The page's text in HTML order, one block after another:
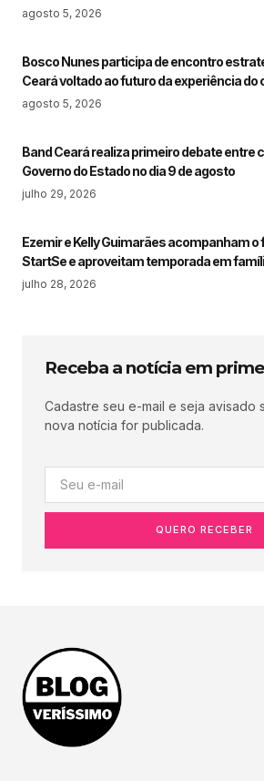
agosto 5, 2026
Bosco Nunes participa de encontro
Ceará voltado ao futuro da experiência do
agosto 5, 2026
Band Ceará realiza primeiro debate entre
Governo do Estado no dia 9 de agosto
julho 29, 2026
Ezemir e Kelly Guimarães acompanham o
StartSe e aproveitam temporada em
julho 28, 2026
Receba a notícia em
Cadastre seu e-mail e seja avisado
nova notícia for publicada.
QUERO RECEBER